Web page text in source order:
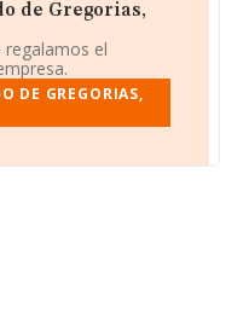
de Gregorias,
el
DE GREGORIAS,